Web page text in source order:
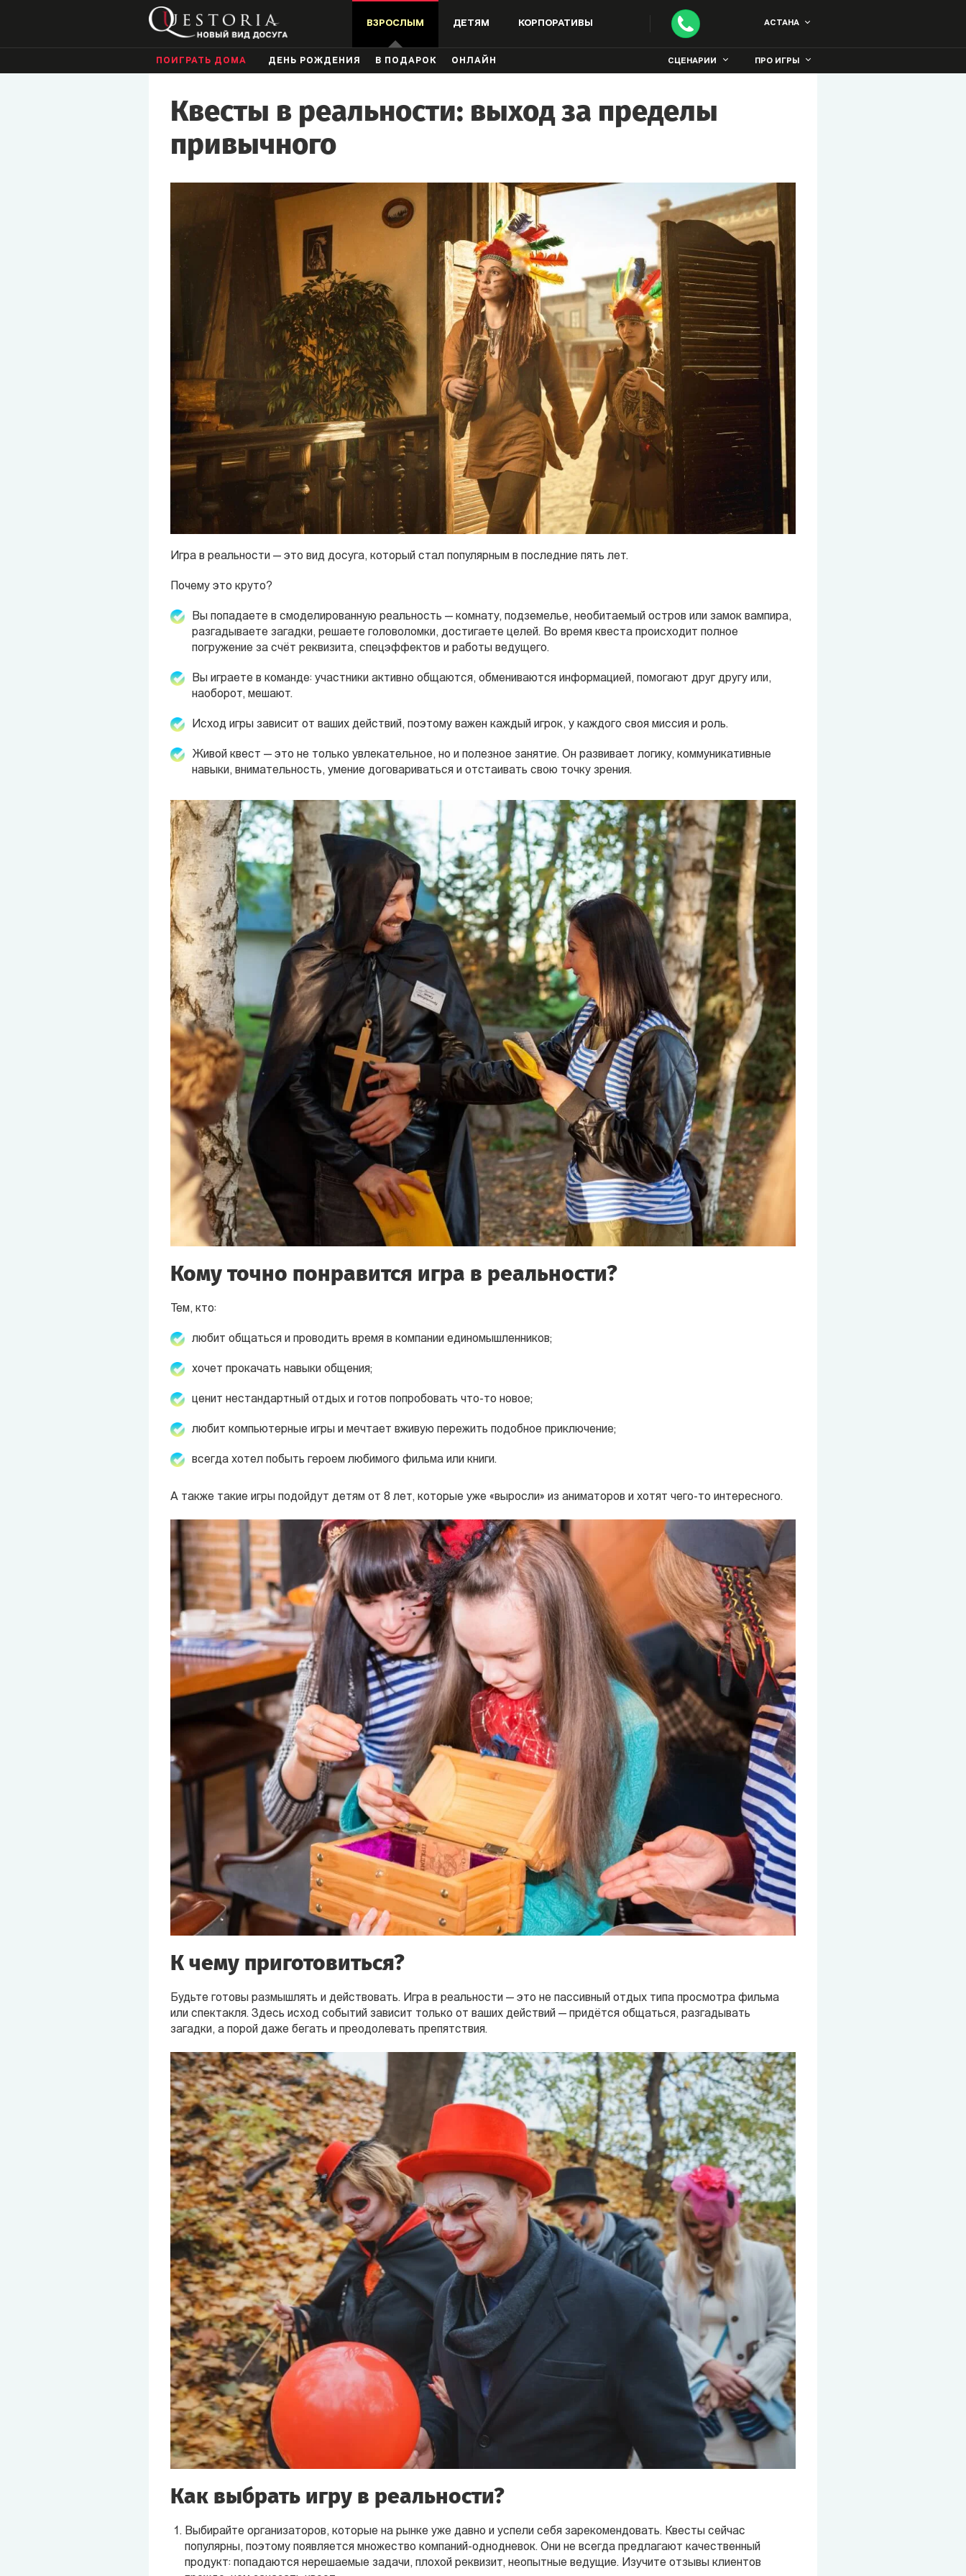
ВЗРОСЛЫМ ДЕТЯМ КОРПОРАТИВЫ АСТАНА
ПОИГРАТЬ ДОМА ДЕНЬ РОЖДЕНИЯ В ПОДАРОК ОНЛАЙН СЦЕНАРИИ ПРО ИГРЫ
Квесты в реальности: выход за пределы
привычного
Игра в реальности — это вид досуга, который стал популярным в последние пять лет.
Почему это круто?
Вы попадаете в смоделированную реальность — комнату, подземелье, необитаемый остров или замок вампира,
разгадываете загадки, решаете головоломки, достигаете целей. Во время квеста происходит полное
погружение за счёт реквизита, спецэффектов и работы ведущего.
Вы играете в команде: участники активно общаются, обмениваются информацией, помогают друг другу или,
наоборот, мешают.
Исход игры зависит от ваших действий, поэтому важен каждый игрок, у каждого своя миссия и роль.
Живой квест — это не только увлекательное, но и полезное занятие. Он развивает логику, коммуникативные
навыки, внимательность, умение договариваться и отстаивать свою точку зрения.
Кому точно понравится игра в реальности?
Тем, кто:
любит общаться и проводить время в компании единомышленников;
хочет прокачать навыки общения;
ценит нестандартный отдых и готов попробовать что-то новое;
любит компьютерные игры и мечтает вживую пережить подобное приключение;
всегда хотел побыть героем любимого фильма или книги.
А также такие игры подойдут детям от 8 лет, которые уже «выросли» из аниматоров и хотят чего-то интересного.
К чему приготовиться?
Будьте готовы размышлять и действовать. Игра в реальности — это не пассивный отдых типа просмотра фильма
или спектакля. Здесь исход событий зависит только от ваших действий — придётся общаться, разгадывать
загадки, а порой даже бегать и преодолевать препятствия.
Как выбрать игру в реальности?
Выбирайте организаторов, которые на рынке уже давно и успели себя зарекомендовать. Квесты сейчас
популярны, поэтому появляется множество компаний-однодневок. Они не всегда предлагают качественный
продукт: попадаются нерешаемые задачи, плохой реквизит, неопытные ведущие. Изучите отзывы клиентов